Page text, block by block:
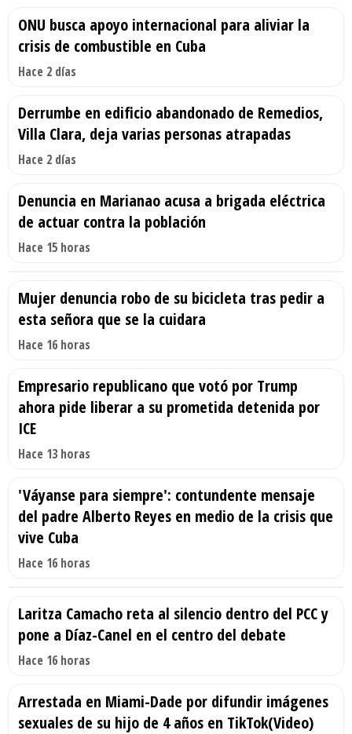
ONU busca apoyo internacional para aliviar la
crisis de combustible en Cuba
Hace 2 días
Derrumbe en edificio abandonado de Remedios,
Villa Clara, deja varias personas atrapadas
Hace 2 días
Denuncia en Marianao acusa a brigada eléctrica
de actuar contra la población
Hace 15 horas
Mujer denuncia robo de su bicicleta tras pedir a
esta señora que se la cuidara
Hace 16 horas
Empresario republicano que votó por Trump
ahora pide liberar a su prometida detenida por
ICE
Hace 13 horas
'Váyanse para siempre': contundente mensaje
del padre Alberto Reyes en medio de la crisis que
vive Cuba
Hace 16 horas
Laritza Camacho reta al silencio dentro del PCC y
pone a Díaz-Canel en el centro del debate
Hace 16 horas
Arrestada en Miami-Dade por difundir imágenes
sexuales de su hijo de 4 años en TikTok(Video)